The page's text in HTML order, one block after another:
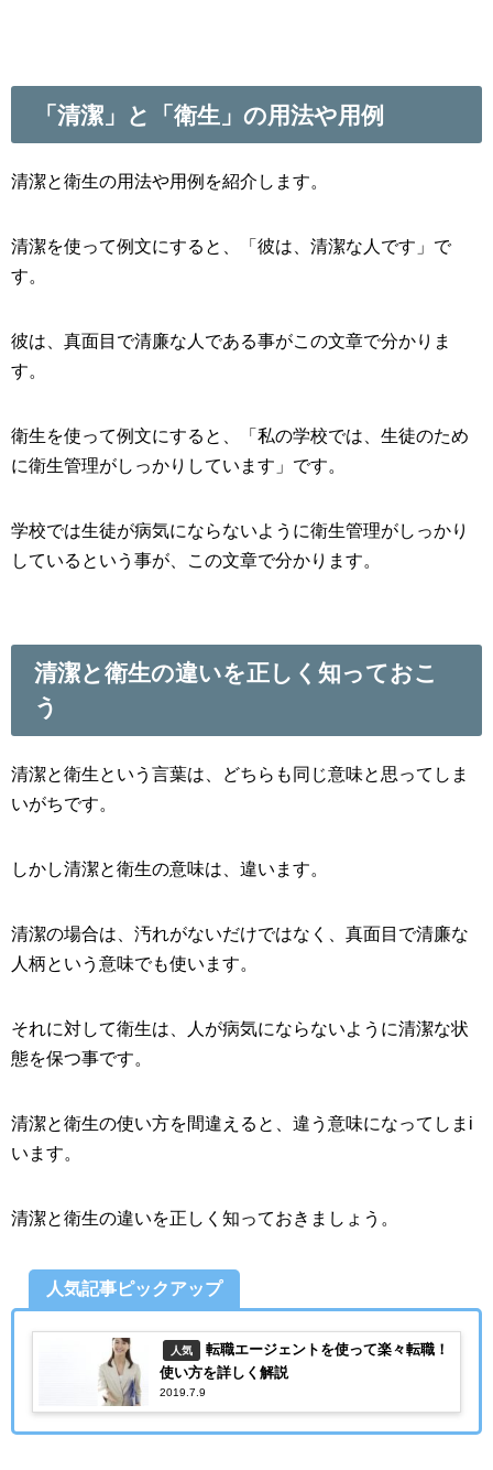
「清潔」と「衛生」の用法や用例
清潔と衛生の用法や用例を紹介します。
清潔を使って例文にすると、「彼は、清潔な人です」で
す。
彼は、真面目で清廉な人である事がこの文章で分かりま
す。
衛生を使って例文にすると、「私の学校では、生徒のため
に衛生管理がしっかりしています」です。
学校では生徒が病気にならないように衛生管理がしっかり
しているという事が、この文章で分かります。
清潔と衛生の違いを正しく知っておこ
う
清潔と衛生という言葉は、どちらも同じ意味と思ってしま
いがちです。
しかし清潔と衛生の意味は、違います。
清潔の場合は、汚れがないだけではなく、真面目で清廉な
人柄という意味でも使います。
それに対して衛生は、人が病気にならないように清潔な状
態を保つ事です。
清潔と衛生の使い方を間違えると、違う意味になってしまi
います。
清潔と衛生の違いを正しく知っておきましょう。
人気記事ピックアップ
人気
転職エージェントを使って楽々転職！
使い方を詳しく解説
2019.7.9